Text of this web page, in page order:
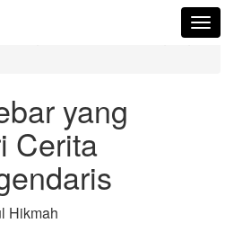
dari Cerita Dongeng
yang
Cerita
Hikmah